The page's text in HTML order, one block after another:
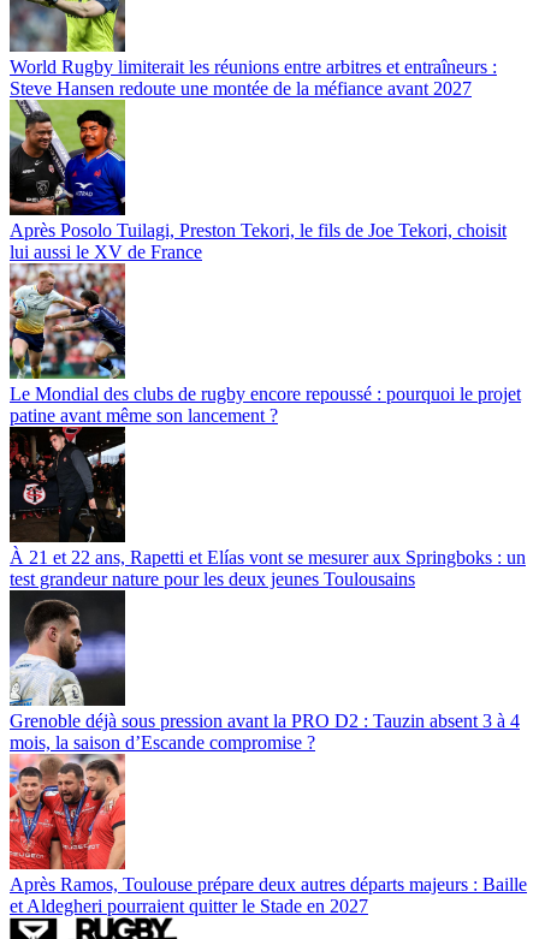
World Rugby limiterait les réunions entre arbitres et entraîneurs :
Steve Hansen redoute une montée de la méfiance avant 2027
Après Posolo Tuilagi, Preston Tekori, le fils de Joe Tekori, choisit
lui aussi le XV de France
Le Mondial des clubs de rugby encore repoussé : pourquoi le projet
patine avant même son lancement ?
À 21 et 22 ans, Rapetti et Elías vont se mesurer aux Springboks : un
test grandeur nature pour les deux jeunes Toulousains
Grenoble déjà sous pression avant la PRO D2 : Tauzin absent 3 à 4
mois, la saison d’Escande compromise ?
Après Ramos, Toulouse prépare deux autres départs majeurs : Baille
et Aldegheri pourraient quitter le Stade en 2027